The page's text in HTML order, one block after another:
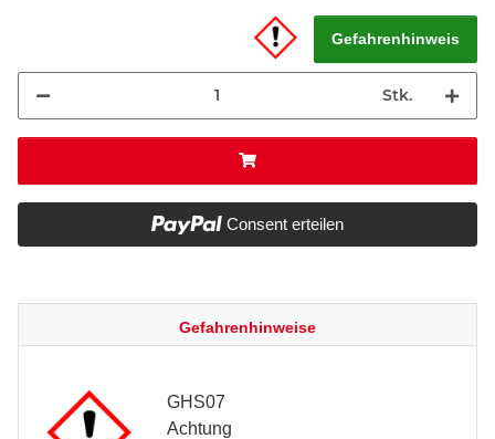
Gefahrenhinweis
Stk.
Consent erteilen
Gefahrenhinweise
GHS07
Achtung